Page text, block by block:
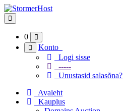
Lülitage navigeerimine
0
Konto
Logi sisse
-----
Unustasid salasõna?
Avaleht
Kauplus